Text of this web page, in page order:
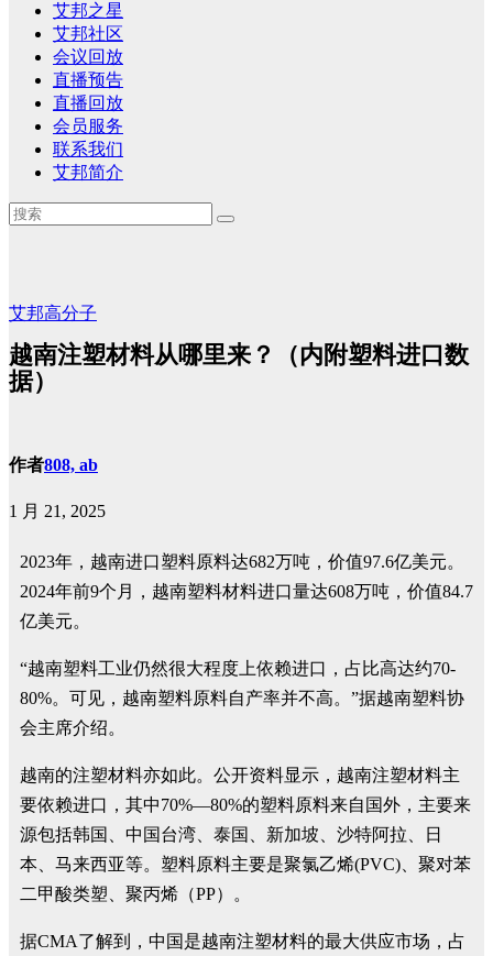
艾邦之星
艾邦社区
会议回放
直播预告
直播回放
会员服务
联系我们
艾邦简介
艾邦高分子
越南注塑材料从哪里来？（内附塑料进口数
据）
作者808, ab
1 月 21, 2025
2023年，越南进口塑料原料达682万吨，价值97.6亿美元。
2024年前9个月，越南塑料材料进口量达608万吨，价值84.7
亿美元。
“越南塑料工业仍然很大程度上依赖进口，占比高达约70-
80%。可见，越南塑料原料自产率并不高。”据越南塑料协
会主席介绍。
越南的注塑材料亦如此。公开资料显示，越南注塑材料主
要依赖进口，其中70%—80%的塑料原料来自国外，主要来
源包括韩国、中国台湾、泰国、新加坡、沙特阿拉、日
本、马来西亚等。塑料原料主要是聚氯乙烯(PVC)、聚对苯
二甲酸类塑、聚丙烯（PP）。
据CMA了解到，中国是越南注塑材料的最大供应市场，占